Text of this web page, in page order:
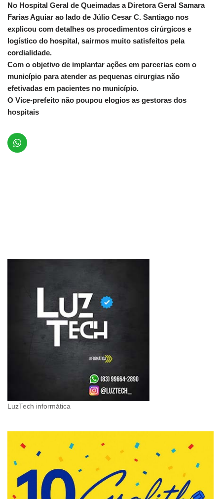
No Hospital Geral de Queimadas a Diretora Geral Samara
Farias Aguiar ao lado de Júlio Cesar C. Santiago nos
explicou com detalhes os procedimentos cirúrgicos e
logístico do hospital, sairmos muito satisfeitos pela
cordialidade.
Com o objetivo de implantar ações em parcerias com o
município para atender as pequenas cirurgias não
efetivadas em pacientes no município.
O Vice-prefeito não poupou elogios as gestoras dos
hospitais
LuzTech informática